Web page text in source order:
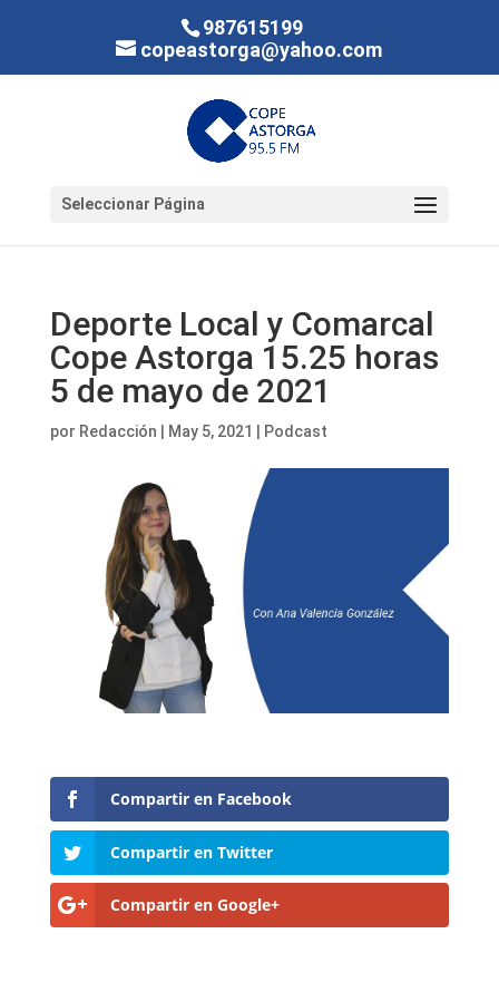
987615199
copeastorga@yahoo.com
Seleccionar Página
Deporte Local y Comarcal
Cope Astorga 15.25 horas
5 de mayo de 2021
por Redacción May 5, 2021 Podcast
Compartir en Facebook
Compartir en Twitter
Compartir en Google+